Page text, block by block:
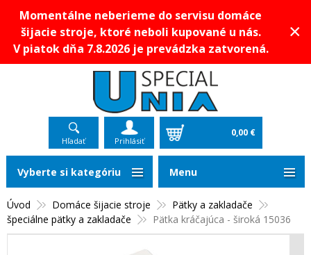
Momentálne neberieme do servisu domáce
šijacie stroje, ktoré neboli kupované u nás.
V piatok dňa 7.8.2026 je prevádzka zatvorená.
×
Hľadať Prihlásiť
0,00 €
Úvod Domáce šijacie stroje
Pätky a zakladače
špeciálne pätky a zakladače
Pätka kráčajúca - široká 15036
Vyberte si kategóriu Menu